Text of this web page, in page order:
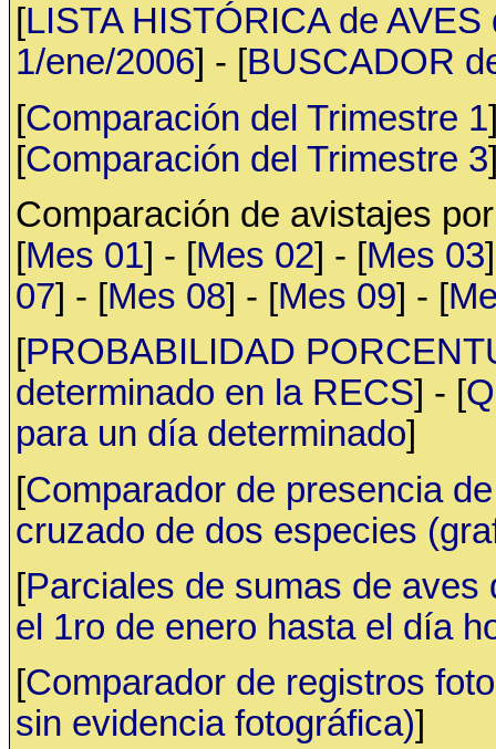
[LISTA HISTÓRICA de
1/ene/2006] - [BUSCADOR
[Comparación del Trimestre 1
[Comparación del Trimestre 3
Comparación de avistajes
[Mes 01] - [Mes 02] - [Mes 03
07] - [Mes 08] - [Mes 09] - [
[PROBABILIDAD
determinado en la RECS] - [
para un día determinado]
[Comparador de presencia
cruzado de dos especies
[Parciales de sumas de
el 1ro de enero hasta el día
[Comparador de registros
sin evidencia fotográfica)]